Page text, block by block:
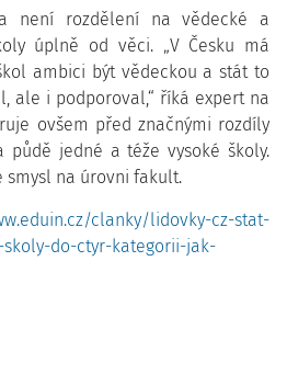
není rozdělení na vědecké a
úplně od věci. „V Česku má
ambici být vědeckou a stát to
ale i podporoval,“ říká expert na
ovšem před značnými rozdíly
půdě jedné a téže vysoké školy.
smysl na úrovni fakult.
clanky/lidovky-cz-stat-
do-ctyr-kategorii-jak-